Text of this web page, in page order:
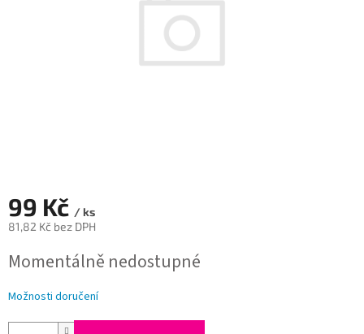
99 Kč / ks
81,82 Kč bez DPH
cena:
Momentálně nedostupné
Možnosti doručení